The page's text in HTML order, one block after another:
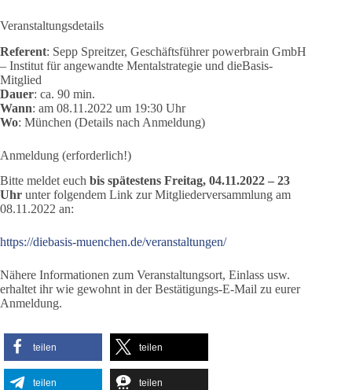
Veranstaltungsdetails
Referent: Sepp Spreitzer, Geschäftsführer powerbrain GmbH
– Institut für angewandte Mentalstrategie und dieBasis-
Mitglied
Dauer: ca. 90 min.
Wann: am 08.11.2022 um 19:30 Uhr
Wo: München (Details nach Anmeldung)
Anmeldung (erforderlich!)
Bitte meldet euch bis spätestens Freitag, 04.11.2022 – 23
Uhr unter folgendem Link zur Mitgliederversammlung am
08.11.2022 an:
https://diebasis-muenchen.de/veranstaltungen/
Nähere Informationen zum Veranstaltungsort, Einlass usw.
erhaltet ihr wie gewohnt in der Bestätigungs-E-Mail zu eurer
Anmeldung.
teilen teilen
teilen teilen